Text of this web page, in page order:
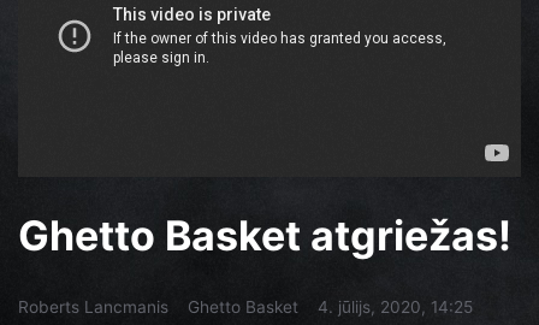
Ghetto Basket atgriežas!
Roberts Lancmanis Ghetto Basket 4. jūlijs, 2020, 14:25